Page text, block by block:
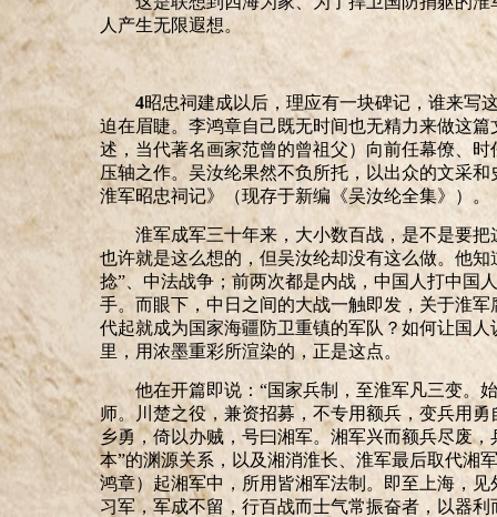
人产生无限遐想。
4昭忠祠建成以后，理应有一块碑记，谁来写
迫在眉睫。李鸿章自己既无时间也无精力来做这
述， 当代著名画家范曾的曾祖父） 向前任幕僚、
压轴之作。吴汝纶果然不负所托，以出众的文采
淮军昭忠祠记》
（现存于新编《吴汝纶全集》） 。
淮军成军三十年来，大小数百战，是不是要
也许就是这么想的，但吴汝纶却没有这么做。他
捻”、中法战争；前两次都是内战，中国人打中国
手。而眼下，中日之间的大战一触即发，关于淮
代起就成为国家海疆防卫重镇的军队？如何让国
里，用浓墨重彩所渲染的，正是这点。
他在开篇即说： “国家兵制，至淮军凡三变。
师。川楚之役，兼资招募，不专用额兵，变兵用勇
乡勇，倚以办贼，号曰湘军。湘军兴而额兵尽废，
本”的渊源关系，以及湘消淮长、淮军最后取代湘
鸿章）起湘军中，所用皆湘军法制。即至上海，
习军，军成不留，行百战而士气常振奋者，以器